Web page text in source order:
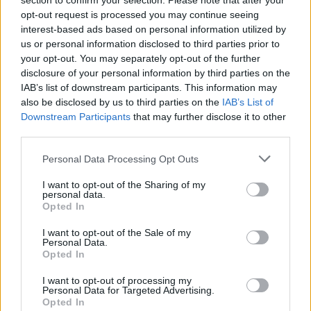
opt-out request is processed you may continue seeing
interest-based ads based on personal information utilized by
us or personal information disclosed to third parties prior to
your opt-out. You may separately opt-out of the further
disclosure of your personal information by third parties on the
IAB’s list of downstream participants. This information may
also be disclosed by us to third parties on the IAB’s List of
Downstream Participants that may further disclose it to other
Please note that this website/app uses one or more Google
not limited to your visit or usage behaviour. You may click to
grant or deny consent to Google and its third-party tags to
use your data for below specified purposes in below Google
consent section.
Personal Data Processing Opt Outs
I want to opt-out of the Sharing of my
personal data.
Opted In
I want to opt-out of the Sale of my
Personal Data.
Opted In
I want to opt-out of processing my
Personal Data for Targeted Advertising.
Opted In
7 anni fa
Carreggiata ridotta inoltre in via Quirino Majorana,
dove è interdetta anche la tramvia per interventi di
armamento. Si protrarranno invece fino a settembre
2024 quelli sul Ponte dell’Industria. Chiuse via Appia
Nuova, tra via Fregene e via Pontremoli, e la strada
verso il Raccordo, il cui manto stradale è ko.
vicolo Sant’Urbano. Il cantiere, operativo fino all’8
agosto, costringerà il traffico a percorrere la strada a
interessata fino al 29 settembre da carreggiata
ridotta tra via delle Acacie e via Casilina. Cantiere
inoltre su via Tiburtina, fino all’incrocio con via del
Casale di San Basilio.